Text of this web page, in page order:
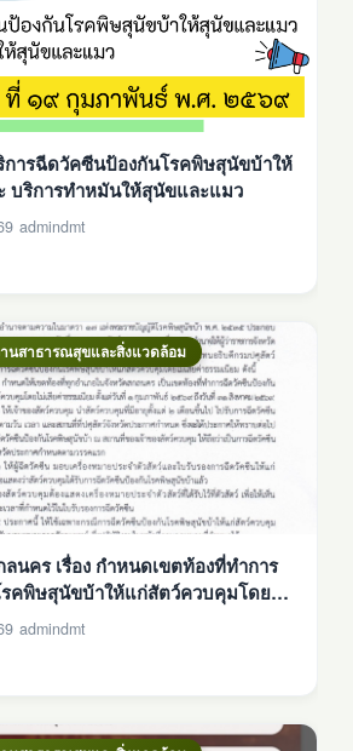
ารฉีดวัคซีนป้องกันโรคพิษสุนัขบ้าให้
บริการทำหมันให้สุนัขและแมว
admindmt
นสาธารณสุขและสิ่งแวดล้อม
นคร เรื่อง กำหนดเขตท้องที่ทำการ
คพิษสุนัขบ้าให้แก่สัตว์ควบคุมโดยไม่
admindmt